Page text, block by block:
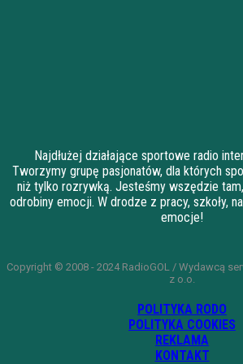
Najdłużej działające sportowe radio
Tworzymy grupę pasjonatów, dla których
niż tylko rozrywką. Jesteśmy wszędzie
odrobiny emocji. W drodze z pracy, szkoły,
emocje!
Copyright © 2008 - 2024 RadioGOL / Wydawcą
z o.o.
POLITYKA RODO
POLITYKA COOKIES
REKLAMA
KONTAKT